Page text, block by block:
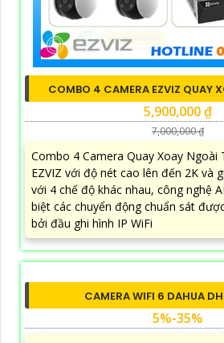
COMBO 4 CAMERA EZVIZ QUAY
5,900,000 ₫
7,000,000 ₫
Combo 4 Camera Quay Xoay Ngoài
EZVIZ với độ nét cao lên đến 2K và
với 4 chế độ khác nhau, công nghệ
biệt các chuyển động chuẩn sát
bởi đầu ghi hình IP WiFi